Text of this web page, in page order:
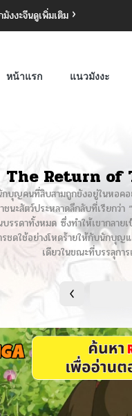
มังงะจีนดูเพิ่มเติม
หน้าแรก แนวมังงะ
The Return of
บุญคนที่สิบสามถูกขังอยู่ในหอค
ชนะสัตว์ประหลาดลึกลับที่เรียก
รรดาทั้งหมด ซึ่งทำให้เขากลา
ชดใช้อย่างโหดร้ายให้กับนักบุญ
เดียวในขณะที่บรรลุกา